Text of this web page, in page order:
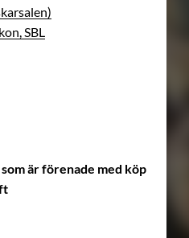
SBL
är förenade med köp